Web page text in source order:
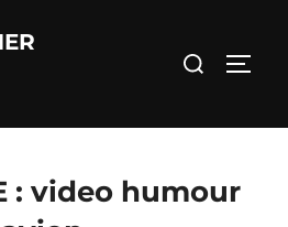
Rechercher :
: video humour